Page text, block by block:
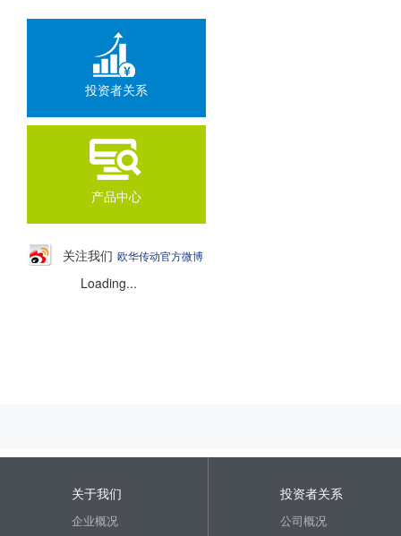
投资者关系
产品中心
关注我们 欧华传动官方微博
Loading...
关于我们
企业概况
投资者关系
公司概况